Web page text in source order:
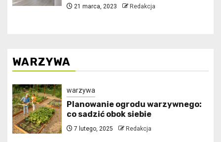
21 marca, 2023 Redakcja
WARZYWA
warzywa
Planowanie ogrodu warzywnego:
co sadzić obok siebie
7 lutego, 2025 Redakcja